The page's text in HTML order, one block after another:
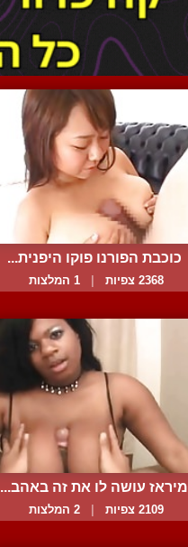
כוכבת הפורנו פוקו היפנית...
2368 צפיות | 1 המלצות
מיראז עושה לו את זה באהב...
2109 צפיות | 2 המלצות